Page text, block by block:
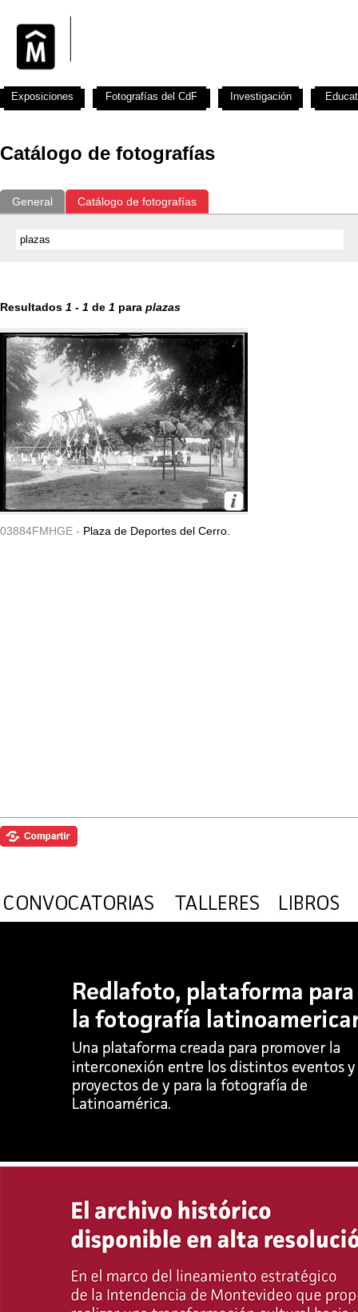
Catálogo de fotografías
General Catálogo de fotografías
Resultados 1 - 1 de 1 para plazas
03884FMHGE - Plaza de Deportes del Cerro.
Exposiciones Fotografías del CdF Investigación